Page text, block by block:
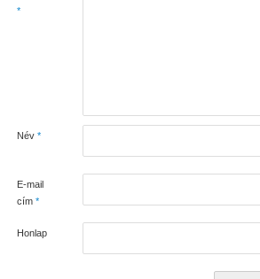
*
Név *
E-mail
cím *
Honlap